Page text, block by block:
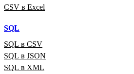
CSV в Excel
SQL
SQL в CSV
SQL в JSON
SQL в XML